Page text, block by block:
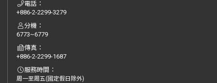
電話：
+886-2-2299-3279
分機：
6773~6779
傳真：
+886-2-2299-1687
服務時間：
周一至周五(國定假日除外)